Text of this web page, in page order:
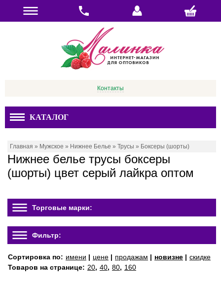
Контакты
КАТАЛОГ
Главная » Мужское » Нижнее Белье » Трусы » Боксеры (шорты)
Нижнее белье трусы боксеры
(шорты) цвет серый лайкра оптом
Торговые марки:
Фильтр:
Сортировка по: имени | цене | продажам | новизне | скидке
Товаров на странице: 20, 40, 80, 160